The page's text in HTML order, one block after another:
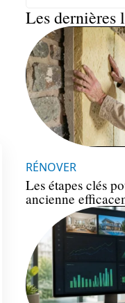
Les dernières
RÉNOVER
Les étapes clés
ancienne